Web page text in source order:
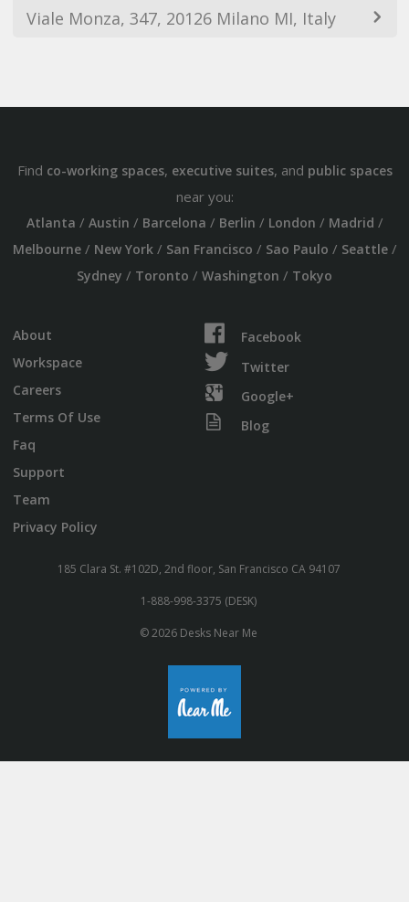
Viale Monza, 347, 20126 Milano MI, Italy
Find co-working spaces, executive suites, and public spaces
near you:
Atlanta / Austin / Barcelona / Berlin / London / Madrid /
Melbourne/ New York/ San Francisco / Sao Paulo / Seattle/
Sydney / Toronto / Washington / Tokyo
About
Workspace
Careers
Terms Of Use
Faq
Support
Team
Privacy Policy
Facebook
Twitter
Google+
Blog
185 Clara St. #102D, 2nd floor, San Francisco CA 94107
1-888-998-3375 (DESK)
© 2026 Desks Near Me